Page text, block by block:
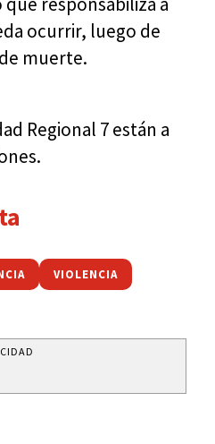
ocurrir, luego de
muerte.
Regional 7 están a
VIOLENCIA